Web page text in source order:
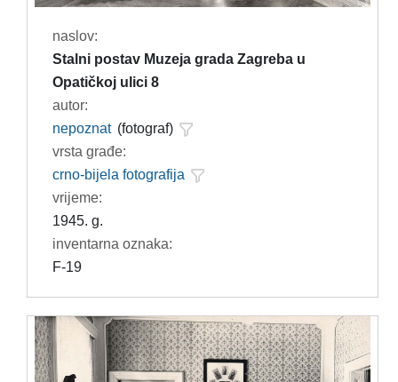
naslov:
Stalni postav Muzeja grada Zagreba u
Opatičkoj ulici 8
autor:
nepoznat (fotograf)
vrsta građe:
crno-bijela fotografija
vrijeme:
1945. g.
inventarna oznaka:
F-19